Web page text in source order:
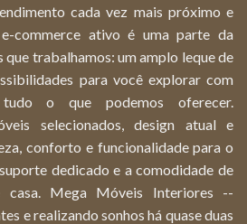
cada vez mais próximo e
commerce ativo é uma parte da
que trabalhamos: um amplo leque de
para você explorar com
o que podemos oferecer.
selecionados, design atual e
conforto e funcionalidade para o
dedicado e a comodidade de
casa. Mega Móveis Interiores --
e realizando sonhos há quase duas